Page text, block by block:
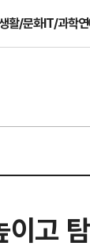
활/문화IT/과학
고